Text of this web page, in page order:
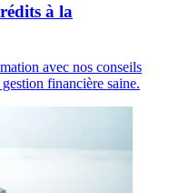
à la
avec nos conseils
financière saine.